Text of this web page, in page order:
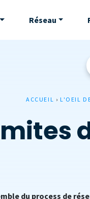
Réseau
ACCUEIL › L'OEIL
du process de